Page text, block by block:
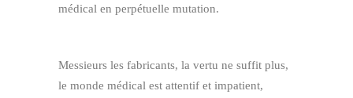
médical en perpétuelle mutation.
Messieurs les fabricants, la vertu ne suffit plus,
le monde médical est attentif et impatient,